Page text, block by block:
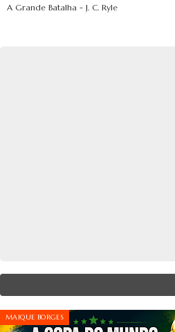
A Grande Batalha - J. C. Ryle
MAIQUE BORGES